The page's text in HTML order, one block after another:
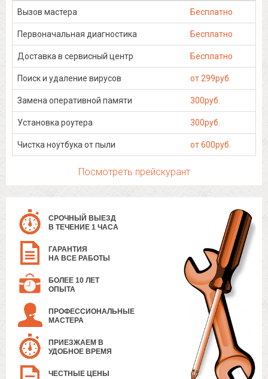
Вызов мастера Бесплатно
Первоначальная диагностика Бесплатно
Доставка в сервисный центр Бесплатно
Поиск и удаление вирусов от 299руб.
Замена оперативной памяти 300руб.
Установка роутера 300руб.
Чистка ноутбука от пыли от 600руб.
Посмотреть прейскурант
СРОЧНЫЙ ВЫЕЗД
В ТЕЧЕНИЕ 1 ЧАСА
ГАРАНТИЯ
НА ВСЕ РАБОТЫ
БОЛЕЕ 10 ЛЕТ
ОПЫТА
ПРОФЕССИОНАЛЬНЫЕ
МАСТЕРА
ПРИЕЗЖАЕМ В
УДОБНОЕ ВРЕМЯ
ЧЕСТНЫЕ ЦЕНЫ